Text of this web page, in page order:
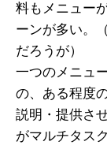
料もメニュー
ーンが多い。
だろうが）
一つのメニュ
の、ある程度
説明・提供さ
がマルチタス